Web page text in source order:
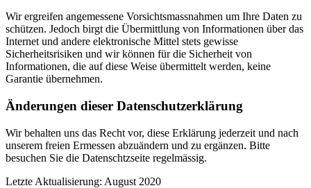
Wir ergreifen angemessene Vorsichtsmassnahmen um Ihre Daten zu
schützen. Jedoch birgt die Übermittlung von Informationen über das
Internet und andere elektronische Mittel stets gewisse
Sicherheitsrisiken und wir können für die Sicherheit von
Informationen, die auf diese Weise übermittelt werden, keine
Garantie übernehmen.
Änderungen dieser Datenschutzerklärung
Wir behalten uns das Recht vor, diese Erklärung jederzeit und nach
unserem freien Ermessen abzuändern und zu ergänzen. Bitte
besuchen Sie die Datenschtzseite regelmässig.
Letzte Aktualisierung: August 2020